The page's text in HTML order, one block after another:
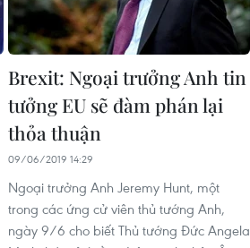
Brexit: Ngoại trưởng Anh tin
tưởng EU sẽ đàm phán lại
thỏa thuận
09/06/2019 14:29
Ngoại trưởng Anh Jeremy Hunt, một
trong các ứng cử viên thủ tướng Anh,
ngày 9/6 cho biết Thủ tướng Đức Angela